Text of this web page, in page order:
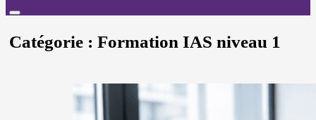
Catégorie :Formation IAS niveau 1